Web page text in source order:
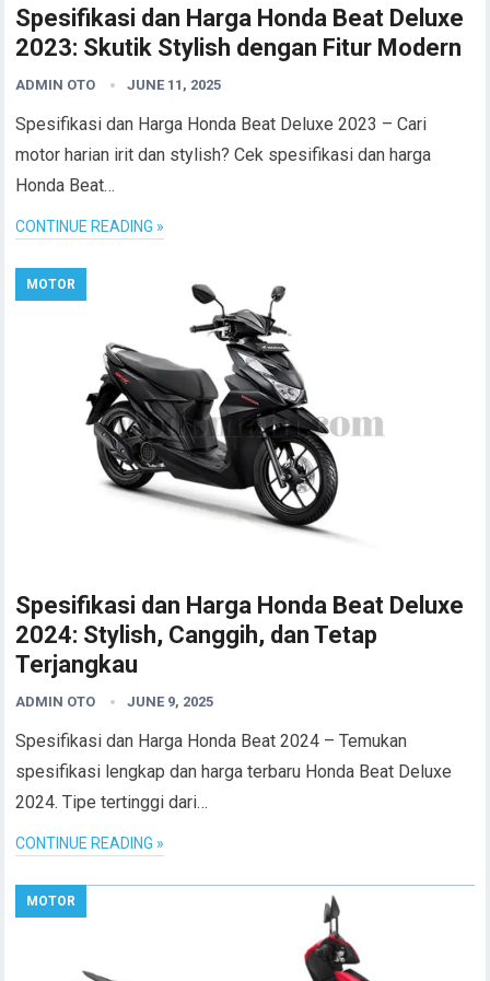
Spesifikasi dan Harga Honda Beat Deluxe
2023: Skutik Stylish dengan Fitur Modern
ADMIN OTO JUNE 11, 2025
Spesifikasi dan Harga Honda Beat Deluxe 2023 – Cari
motor harian irit dan stylish? Cek spesifikasi dan harga
Honda Beat…
CONTINUE READING »
MOTOR
Spesifikasi dan Harga Honda Beat Deluxe
2024: Stylish, Canggih, dan Tetap
Terjangkau
ADMIN OTO JUNE 9, 2025
Spesifikasi dan Harga Honda Beat 2024 – Temukan
spesifikasi lengkap dan harga terbaru Honda Beat Deluxe
2024. Tipe tertinggi dari…
CONTINUE READING »
MOTOR